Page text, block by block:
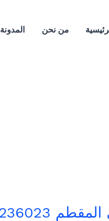
من نحن المدونة